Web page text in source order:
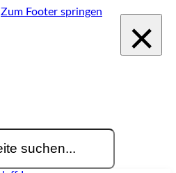
Zum Footer springen
×